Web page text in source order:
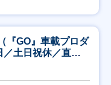
『GO』車載プロダ
／土日祝休／直行